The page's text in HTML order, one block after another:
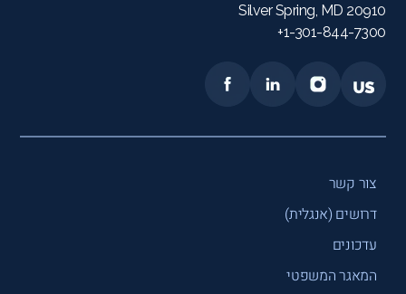
Silver Spring, MD 20910
1-301-844-7300+
צור קשר
דרושים (אנגלית)
עדכונים
המאגר המשפטי